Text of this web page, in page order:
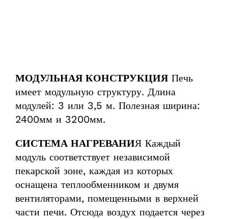
МОДУЛЬНАЯ КОНСТРУКЦИЯПечь
имеет модульную структуру. Длина
модулей: 3 или 3,5 м. Полезная ширина:
2400мм и 3200мм.
СИСТЕМА НАГРЕВАНИЯ Каждый
модуль соответствует независимой
пекарской зоне, каждая из которых
оснащена теплообменником и двумя
вентиляторами, помещенными в верхней
части печи. Отсюда воздух подается через